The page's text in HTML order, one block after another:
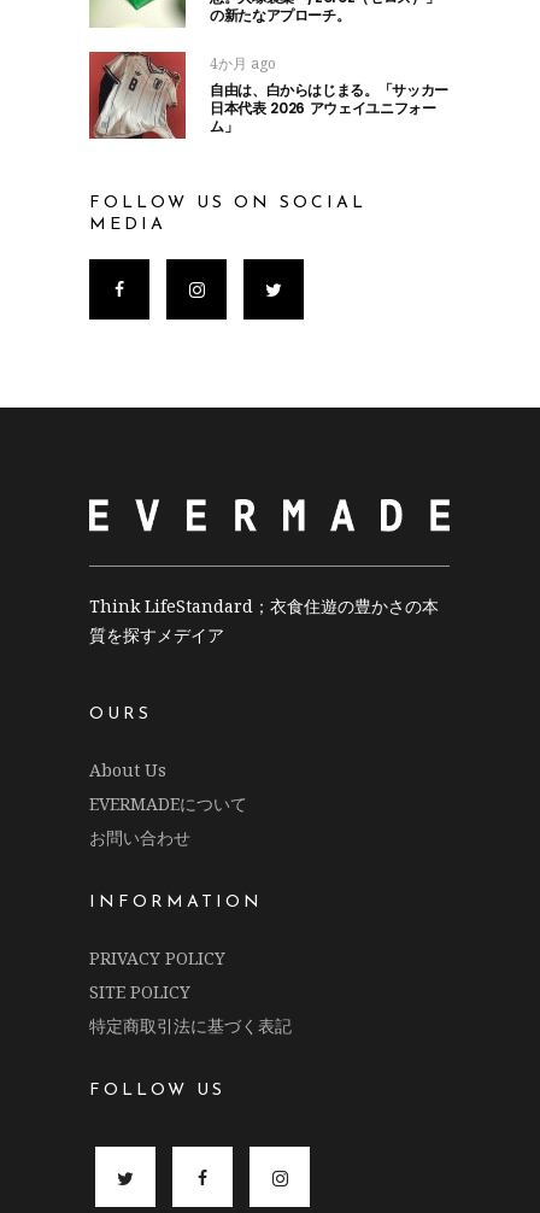
の新たなアプローチ。
4か月 ago
自由は、白からはじまる。「サッカー
日本代表 2026 アウェイユニフォー
ム」
FOLLOW US ON SOCIAL
MEDIA
Think LifeStandard；衣食住遊の豊かさの本
質を探すメデイア
OURS
About Us
EVERMADEについて
お問い合わせ
INFORMATION
PRIVACY POLICY
SITE POLICY
特定商取引法に基づく表記
FOLLOW US